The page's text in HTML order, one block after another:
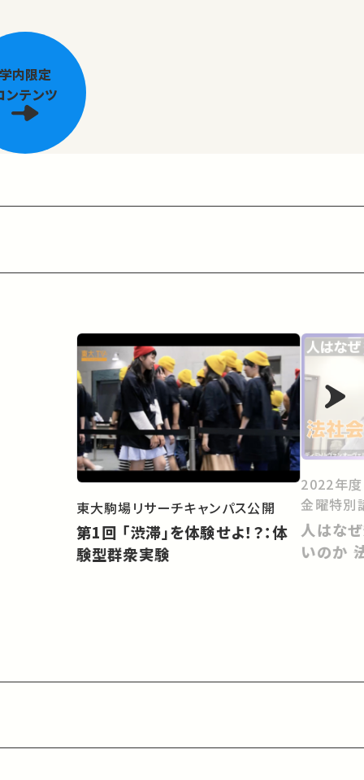
学内限定
ンテンツ
東大駒場リサーチキャンパス公開
第1回 「渋滞」を体験せよ！？：体
験型群衆実験
2022年度
金曜特別
人はな
いのか